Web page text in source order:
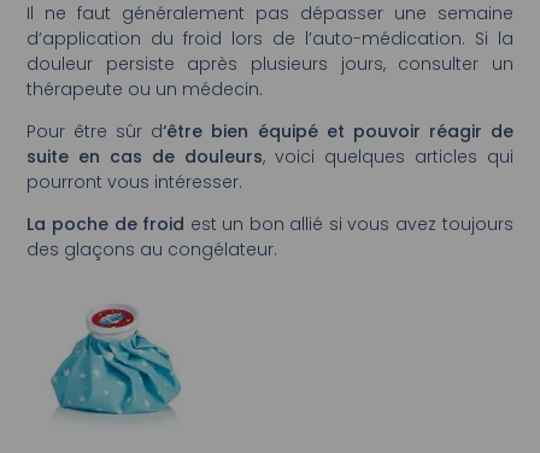
Il ne faut généralement pas dépasser une semaine
d’application du froid lors de l’auto-médication. Si la
douleur persiste après plusieurs jours, consulter un
thérapeute ou un médecin.
Pour être sûr d‘être bien équipé et pouvoir réagir de
suite en cas de douleurs, voici quelques articles qui
pourront vous intéresser.
La poche de froid est un bon allié si vous avez toujours
des glaçons au congélateur.